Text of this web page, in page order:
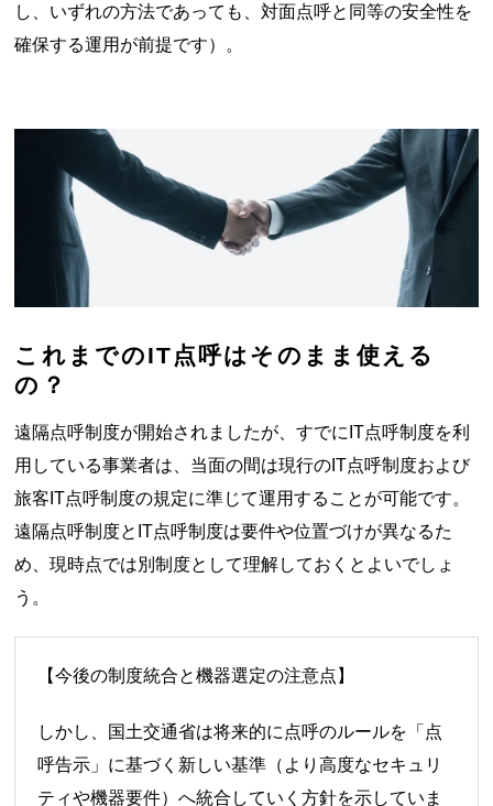
し、いずれの方法であっても、対面点呼と同等の安全性を
確保する運用が前提です）。
これまでのIT点呼はそのまま使える
の？
遠隔点呼制度が開始されましたが、すでにIT点呼制度を利
用している事業者は、当面の間は現行のIT点呼制度および
旅客IT点呼制度の規定に準じて運用することが可能です。
遠隔点呼制度とIT点呼制度は要件や位置づけが異なるた
め、現時点では別制度として理解しておくとよいでしょ
う。
【今後の制度統合と機器選定の注意点】
しかし、国土交通省は将来的に点呼のルールを「点
呼告示」に基づく新しい基準（より高度なセキュリ
ティや機器要件）へ統合していく方針を示していま